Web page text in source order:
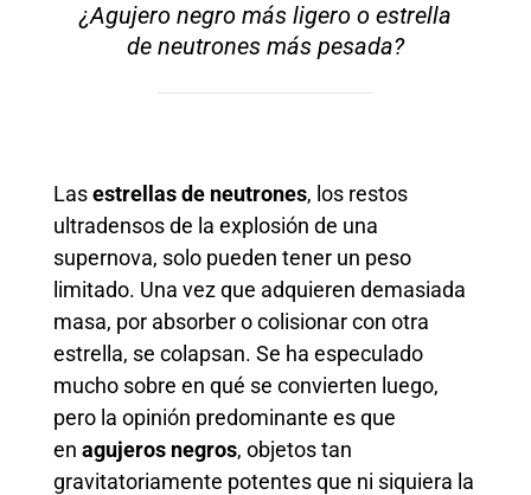
¿Agujero negro más ligero o estrella
de neutrones más pesada?
Lasestrellas de neutrones, los restos
ultradensos de la explosión de una
supernova, solo pueden tener un peso
limitado. Una vez que adquieren demasiada
masa, por absorber o colisionar con otra
estrella, se colapsan. Se ha especulado
mucho sobre en qué se convierten luego,
pero la opinión predominante es que
en agujeros negros, objetos tan
gravitatoriamente potentes que ni siquiera la